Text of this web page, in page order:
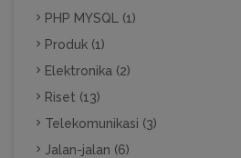
PHP MYSQL (1)
Produk (1)
Elektronika (2)
Riset (13)
Telekomunikasi (3)
Jalan-jalan (6)